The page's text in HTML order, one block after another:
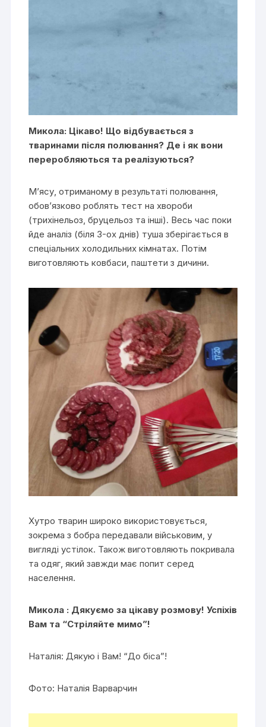
Микола: Цікаво! Що відбувається з
тваринами після полювання? Де і як вони
переробляються та реалізуються?
М’ясу, отриманому в результаті полювання,
обов’язково роблять тест на хвороби
(трихінельоз, бруцельоз та інші). Весь час поки
йде аналіз (біля 3-ох днів) туша зберігається в
спеціальних холодильних кімнатах. Потім
виготовляють ковбаси, паштети з дичини.
Хутро тварин широко використовується,
зокрема з бобра передавали військовим, у
вигляді устілок. Також виготовляють покривала
та одяг, який завжди має попит серед
населення.
Микола : Дякуємо за цікаву розмову! Успіхів
Вам та “Стріляйте мимо”!
Наталія: Дякую і Вам! “До біса”!
Фото: Наталія Варварчин